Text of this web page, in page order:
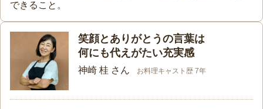
できること。
笑顔とありがとうの言葉は
何にも代えがたい充実感
神崎 桂 さん お料理キャスト歴 7年